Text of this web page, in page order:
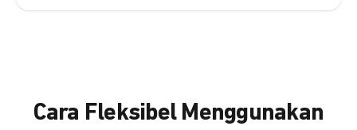
Cara Fleksibel Menggunakan